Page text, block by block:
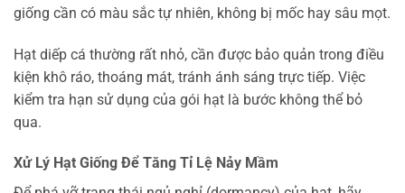
giống cần có màu sắc tự nhiên, không bị mốc hay sâu mọt.
Hạt diếp cá thường rất nhỏ, cần được bảo quản trong điều
kiện khô ráo, thoáng mát, tránh ánh sáng trực tiếp. Việc
kiểm tra hạn sử dụng của gói hạt là bước không thể bỏ
qua.
Xử Lý Hạt Giống Để Tăng Tỉ Lệ Nảy Mầm